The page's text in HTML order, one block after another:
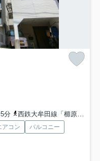
分
西鉄大牟田線「櫛原」駅 徒歩13分
アコン
バルコニー